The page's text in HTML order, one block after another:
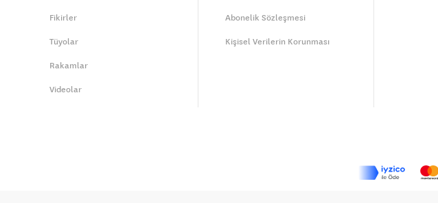
Fikirler
Tüyolar
Rakamlar
Videolar
Abonelik Sözleşmesi
Kişisel Verilerin Korunması